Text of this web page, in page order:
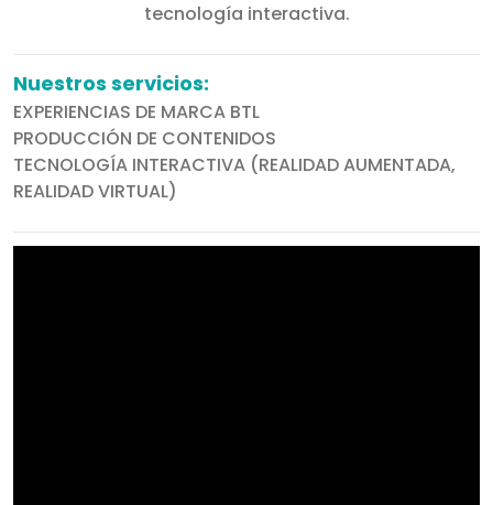
tecnología interactiva.
Nuestros servicios:
EXPERIENCIAS DE MARCA BTL
PRODUCCIÓN DE CONTENIDOS
TECNOLOGÍA INTERACTIVA (REALIDAD AUMENTADA,
REALIDAD VIRTUAL)